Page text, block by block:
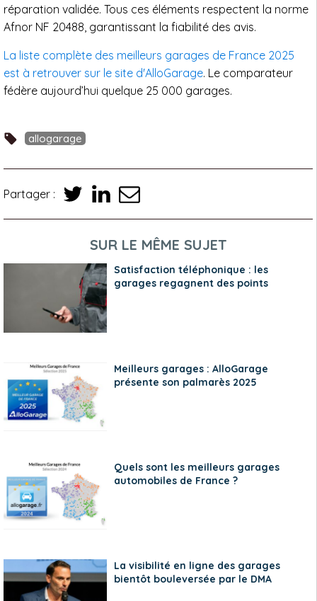
réparation validée. Tous ces éléments respectent la norme
Afnor NF 20488, garantissant la fiabilité des avis.
La liste complète des meilleurs garages de France 2025
est à retrouver sur le site d'AlloGarage. Le comparateur
fédère aujourd’hui quelque 25 000 garages.
allogarage
Partager :
SUR LE MÊME SUJET
Satisfaction téléphonique : les
garages regagnent des points
Meilleurs garages : AlloGarage
présente son palmarès 2025
Quels sont les meilleurs garages
automobiles de France ?
La visibilité en ligne des garages
bientôt bouleversée par le DMA